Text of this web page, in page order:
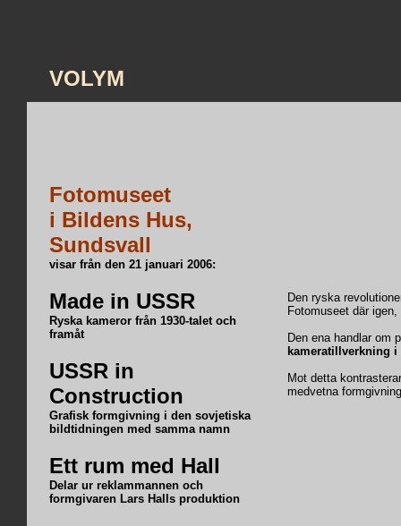
VOLYM
Fotomuseet
i Bildens Hus,
Sundsvall
visar från den 21 januari 2006:
Made in USSR
Ryska kameror från 1930-talet och
framåt
USSR in
Construction
Grafisk formgivning i den sovjetiska
bildtidningen med samma namn
Ett rum med Hall
Delar ur reklammannen och
formgivaren Lars Halls produktion
Den ryska
Fotomuseet där
Den ena handlar om
kameratillverkning
Mot detta
medvetna